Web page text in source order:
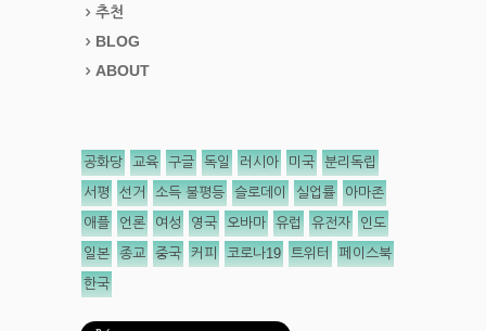
추천
BLOG
ABOUT
공화당 교육 구글 독일 러시아 미국 분리독립
서평 선거 소득 불평등 슬로데이 실업률 아마존
애플 언론 여성 영국 오바마 유럽 유전자 인도
일본 종교 중국 커피 코로나19 트위터 페이스북
한국